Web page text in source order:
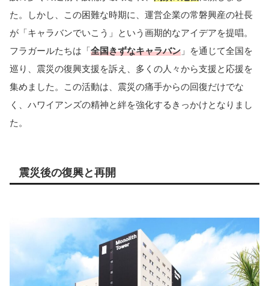
た。しかし、この困難な時期に、運営企業の常磐興産の社長
が「キャラバンでいこう」という画期的なアイデアを提唱。
フラガールたちは「全国きずなキャラバン 」を通じて全国を
巡り、震災の復興支援を訴え、多くの人々から支援と応援を
集めました。この活動は、震災の痛手からの回復だけでな
く、ハワイアンズの精神と絆を強化するきっかけとなりまし
た。
震災後の復興と再開